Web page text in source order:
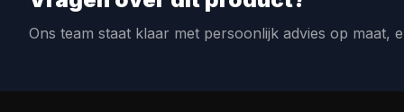
Ons team staat klaar met persoonlijk advies op maat,